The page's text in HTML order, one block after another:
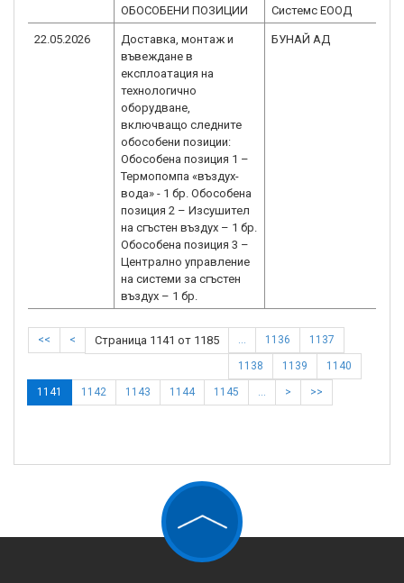
ОБОСОБЕНИ ПОЗИЦИИ
Системс ЕООД
22.05.2026
Доставка, монтаж и
въвеждане в
експлоатация на
технологично
оборудване,
включващо следните
обособени позиции:
Обособена позиция 1 –
Термопомпа «въздух-
вода» - 1 бр. Обособена
позиция 2 – Изсушител
на сгъстен въздух – 1 бр.
Обособена позиция 3 –
Централно управление
на системи за сгъстен
въздух – 1 бр.
БУНАЙ АД
<< < Страница 1141 от 1185 … 1136 1137
1138 1139 1140
1141 1142 1143 1144 1145 … > >>